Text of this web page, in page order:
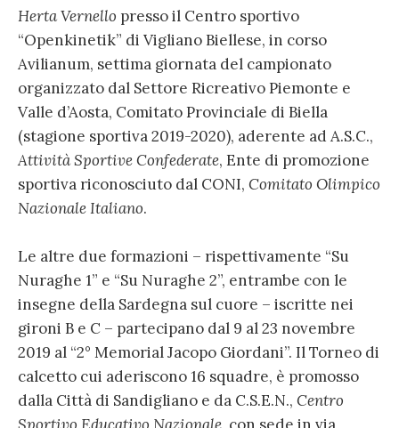
Herta Vernello presso il Centro sportivo
“Openkinetik” di Vigliano Biellese, in corso
Avilianum, settima giornata del campionato
organizzato dal Settore Ricreativo Piemonte e
Valle d’Aosta, Comitato Provinciale di Biella
(stagione sportiva 2019-2020), aderente ad A.S.C.,
Attività Sportive Confederate, Ente di promozione
sportiva riconosciuto dal CONI, Comitato Olimpico
Nazionale Italiano.
Le altre due formazioni – rispettivamente “Su
Nuraghe 1” e “Su Nuraghe 2”, entrambe con le
insegne della Sardegna sul cuore – iscritte nei
gironi B e C – partecipano dal 9 al 23 novembre
2019 al “2° Memorial Jacopo Giordani”. Il Torneo di
calcetto cui aderiscono 16 squadre, è promosso
dalla Città di Sandigliano e da C.S.E.N., Centro